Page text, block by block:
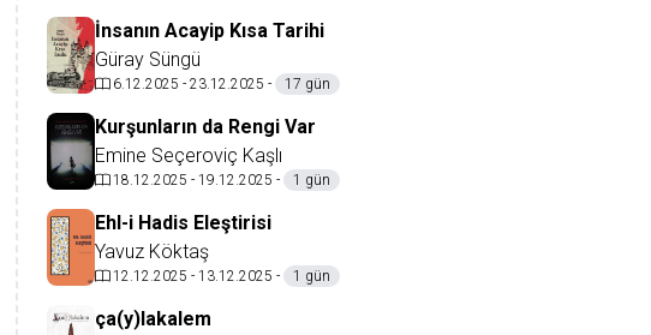
İnsanın Acayip Kısa Tarihi
Güray Süngü
6.12.2025 - 23.12.2025 - 17 gün
Kurşunların da Rengi Var
Emine Seçeroviç Kaşlı
18.12.2025 - 19.12.2025 - 1 gün
Ehl-i Hadis Eleştirisi
Yavuz Köktaş
12.12.2025 - 13.12.2025 - 1 gün
ça(y)lakalem